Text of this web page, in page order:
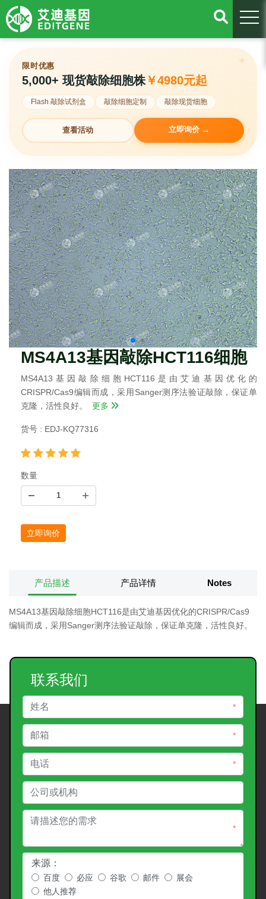
限时优惠
5,000+ 现货敲除细胞株￥4980元起
Flash 敲除试剂盒 敲除细胞定制 敲除现货细胞
查看活动 立即询价 →
MS4A13基因敲除HCT116细胞
MS4A13基因敲除细胞HCT116是由艾迪基因优化的
CRISPR/Cas9编辑而成，采用Sanger测序法验证敲除，保证单
克隆，活性良好。
更多
货号 : EDJ-KQ77316
数量
立即询价
产品描述 产品详情 Notes
MS4A13基因敲除细胞HCT116是由艾迪基因优化的CRISPR/Cas9
编辑而成，采用Sanger测序法验证敲除，保证单克隆，活性良好。
联系我们
*
*
*
*
来源：
百度 必应 谷歌 邮件
展会
他人推荐